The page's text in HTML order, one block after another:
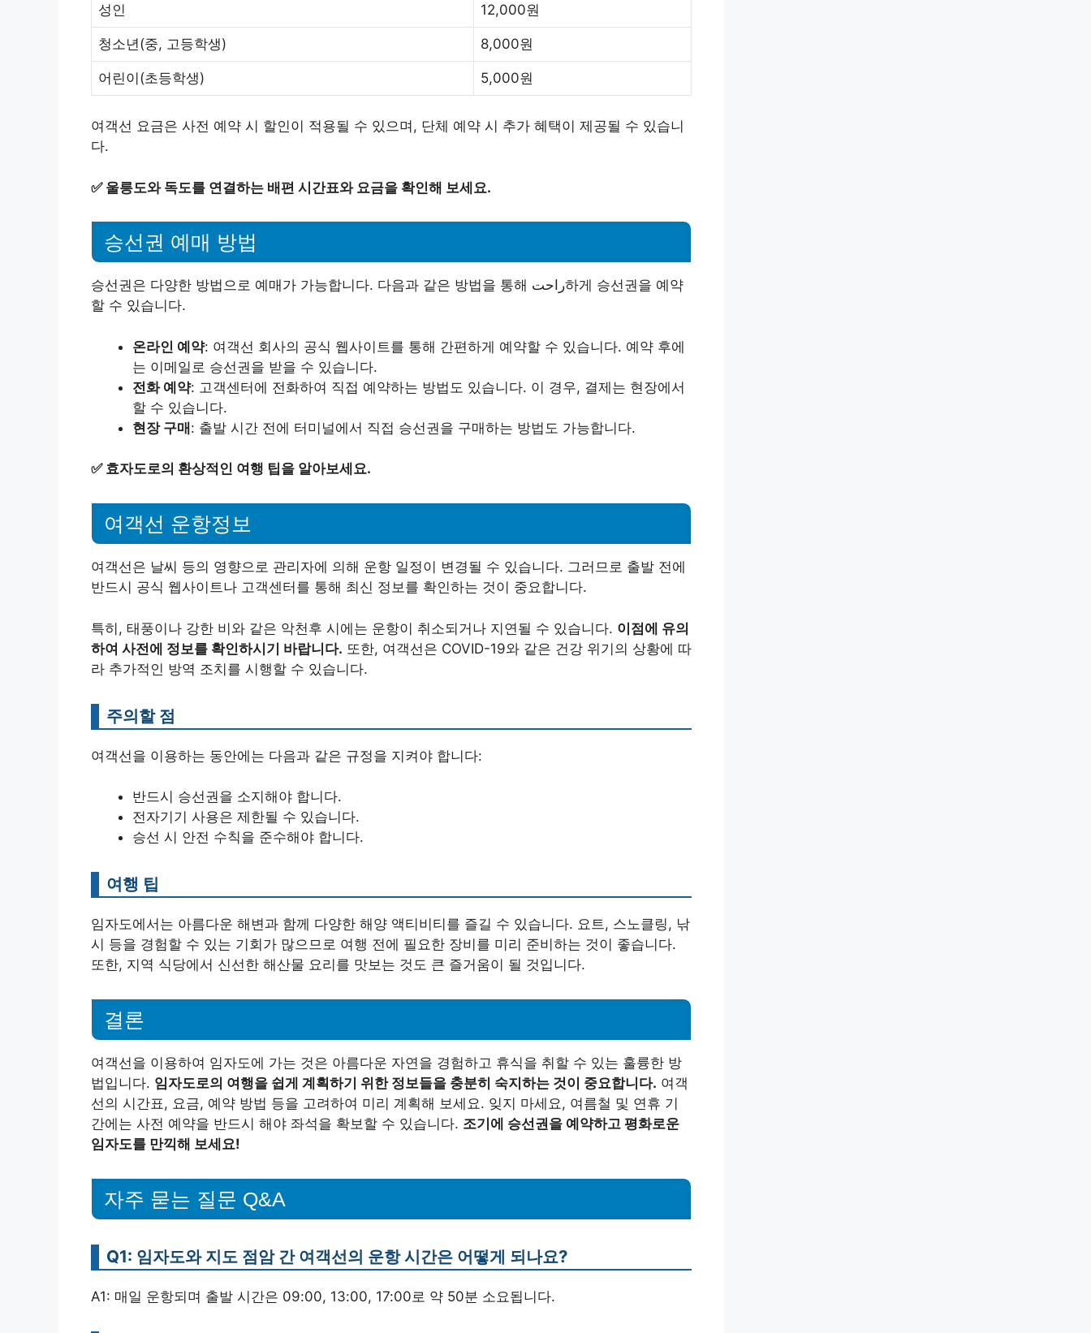
성인 12,000원
청소년(중, 고등학생) 8,000원
어린이(초등학생) 5,000원
여객선 요금은 사전 예약 시 할인이 적용될 수 있으며, 단체 예약 시 추가 혜택이 제공될 수 있습니
다.
✅ 울릉도와 독도를 연결하는 배편 시간표와 요금을 확인해 보세요.
승선권 예매 방법
승선권은 다양한 방법으로 예매가 가능합니다. 다음과 같은 방법을 통해 راحت하게 승선권을 예약
할 수 있습니다.
온라인 예약: 여객선 회사의 공식 웹사이트를 통해 간편하게 예약할 수 있습니다. 예약 후에
는 이메일로 승선권을 받을 수 있습니다.
전화 예약: 고객센터에 전화하여 직접 예약하는 방법도 있습니다. 이 경우, 결제는 현장에서
할 수 있습니다.
현장 구매: 출발 시간 전에 터미널에서 직접 승선권을 구매하는 방법도 가능합니다.
✅ 효자도로의 환상적인 여행 팁을 알아보세요.
여객선 운항정보
여객선은 날씨 등의 영향으로 관리자에 의해 운항 일정이 변경될 수 있습니다. 그러므로 출발 전에
반드시 공식 웹사이트나 고객센터를 통해 최신 정보를 확인하는 것이 중요합니다.
특히, 태풍이나 강한 비와 같은 악천후 시에는 운항이 취소되거나 지연될 수 있습니다. 이점에 유의
하여 사전에 정보를 확인하시기 바랍니다. 또한, 여객선은 COVID-19와 같은 건강 위기의 상황에 따
라 추가적인 방역 조치를 시행할 수 있습니다.
주의할 점
여객선을 이용하는 동안에는 다음과 같은 규정을 지켜야 합니다:
반드시 승선권을 소지해야 합니다.
전자기기 사용은 제한될 수 있습니다.
승선 시 안전 수칙을 준수해야 합니다.
여행 팁
임자도에서는 아름다운 해변과 함께 다양한 해양 액티비티를 즐길 수 있습니다. 요트, 스노클링, 낚
시 등을 경험할 수 있는 기회가 많으므로 여행 전에 필요한 장비를 미리 준비하는 것이 좋습니다.
또한, 지역 식당에서 신선한 해산물 요리를 맛보는 것도 큰 즐거움이 될 것입니다.
결론
여객선을 이용하여 임자도에 가는 것은 아름다운 자연을 경험하고 휴식을 취할 수 있는 훌륭한 방
법입니다. 임자도로의 여행을 쉽게 계획하기 위한 정보들을 충분히 숙지하는 것이 중요합니다. 여객
선의 시간표, 요금, 예약 방법 등을 고려하여 미리 계획해 보세요. 잊지 마세요, 여름철 및 연휴 기
간에는 사전 예약을 반드시 해야 좌석을 확보할 수 있습니다. 조기에 승선권을 예약하고 평화로운
임자도를 만끽해 보세요!
자주 묻는 질문 Q&A
Q1: 임자도와 지도 점암 간 여객선의 운항 시간은 어떻게 되나요?
A1: 매일 운항되며 출발 시간은 09:00, 13:00, 17:00로 약 50분 소요됩니다.